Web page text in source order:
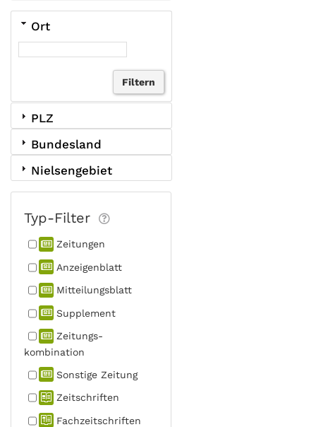
Ort
PLZ
Bundesland
Nielsengebiet
Typ-Filter
Zeitungen
Anzeigen­blatt
Mitteilungs­blatt
Supplement
Zeitungs­
kombination
Sonstige Zeitung
Zeitschriften
Fachzeit­schriften